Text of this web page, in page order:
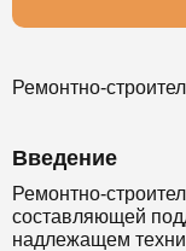
Ремонтно-
Введение
Ремонтно-
составляющей
надлежащем